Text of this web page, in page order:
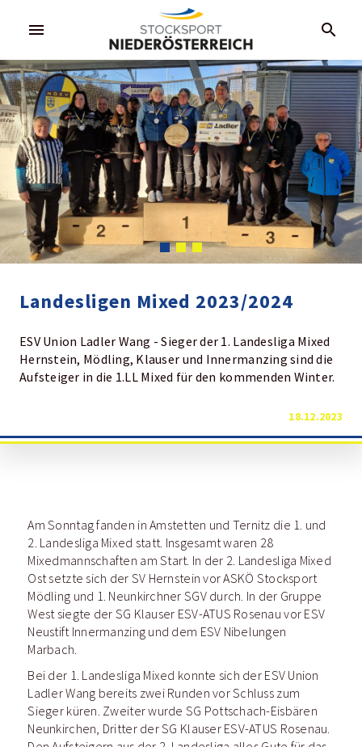
menu search
Landesligen Mixed 2023/2024
ESV Union Ladler Wang - Sieger der 1. Landesliga Mixed
Hernstein, Mödling, Klauser und Innermanzing sind die
Aufsteiger in die 1.LL Mixed für den kommenden Winter.
18.12.2023
Am Sonntag fanden in Amstetten und Ternitz die 1. und
2. Landesliga Mixed statt. Insgesamt waren 28
Mixedmannschaften am Start. In der 2. Landesliga Mixed
Ost setzte sich der SV Hernstein vor ASKÖ Stocksport
Mödling und 1. Neunkirchner SGV durch. In der Gruppe
West siegte der SG Klauser ESV-ATUS Rosenau vor ESV
Neustift Innermanzing und dem ESV Nibelungen
Marbach.
Bei der 1. Landesliga Mixed konnte sich der ESV Union
Ladler Wang bereits zwei Runden vor Schluss zum
Sieger küren. Zweiter wurde SG Pottschach-Eisbären
Neunkirchen, Dritter der SG Klauser ESV-ATUS Rosenau.